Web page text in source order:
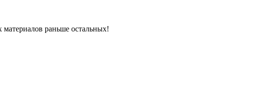
раньше остальных!